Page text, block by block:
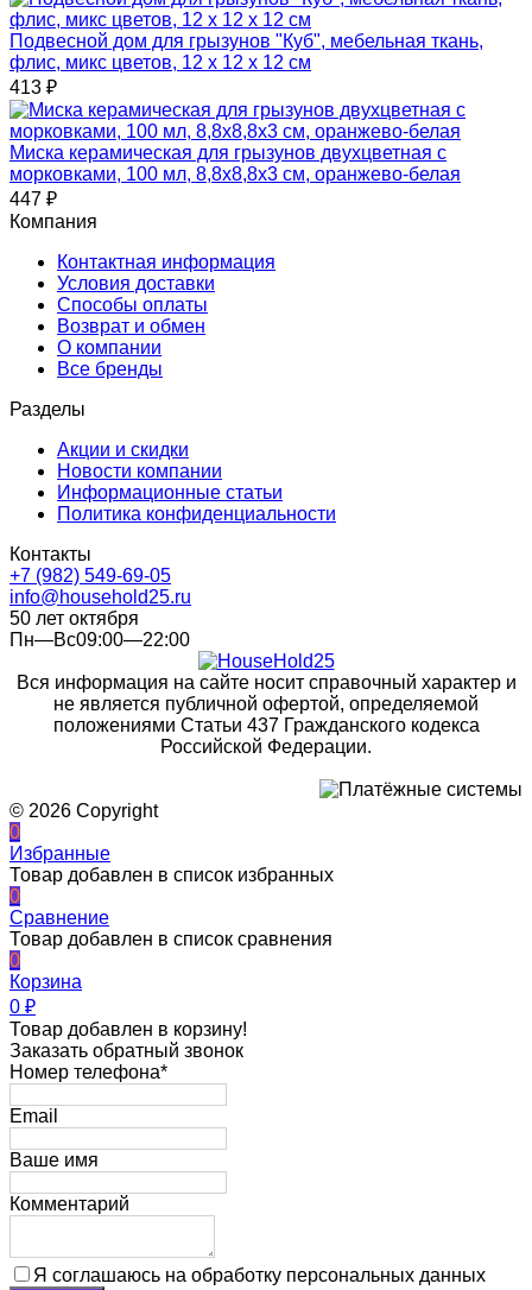
Подвесной дом для грызунов "Куб", мебельная ткань,
флис, микс цветов, 12 х 12 х 12 см
413 ₽
Миска керамическая для грызунов двухцветная с
морковками, 100 мл, 8,8х8,8х3 см, оранжево-белая
447 ₽
Компания
Контактная информация
Условия доставки
Способы оплаты
Возврат и обмен
О компании
Все бренды
Разделы
Акции и скидки
Новости компании
Информационные статьи
Политика конфиденциальности
Контакты
+7 (982) 549-69-05
info@household25.ru
50 лет октября
Пн—Вс09:00—22:00
Вся информация на сайте носит справочный характер и
не является публичной офертой, определяемой
положениями Статьи 437 Гражданского кодекса
Российской Федерации.
© 2026 Copyright
0
Избранные
Товар добавлен в список избранных
0
Сравнение
Товар добавлен в список сравнения
0
Корзина
0 ₽
Товар добавлен в корзину!
Заказать обратный звонок
Номер телефона*
Email
Ваше имя
Комментарий
Я соглашаюсь на обработку персональных данных